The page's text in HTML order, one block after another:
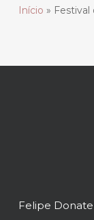
Início »
Felipe